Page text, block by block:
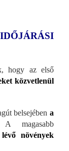
hogy az első
közvetlenül
belsejében a
magasabb
növények